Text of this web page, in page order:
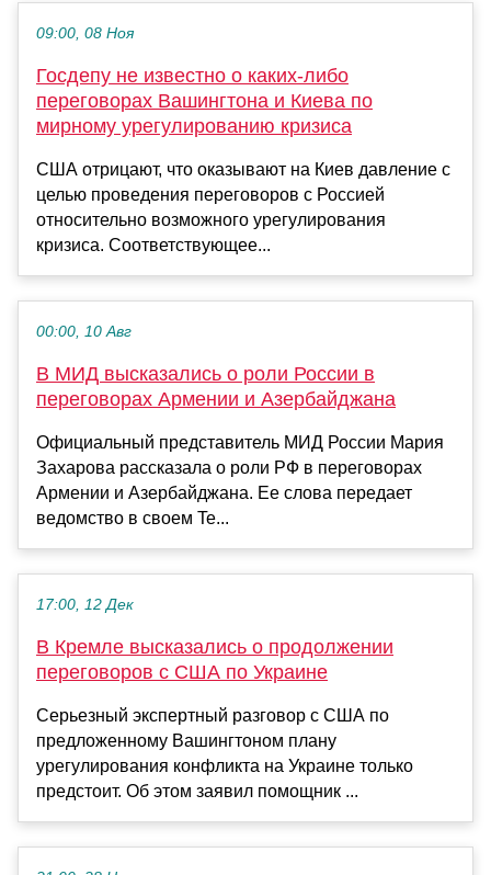
09:00, 08 Ноя
Госдепу не известно о каких-либо
переговорах Вашингтона и Киева по
мирному урегулированию кризиса
США отрицают, что оказывают на Киев давление с
целью проведения переговоров с Россией
относительно возможного урегулирования
кризиса. Соответствующее...
00:00, 10 Авг
В МИД высказались о роли России в
переговорах Армении и Азербайджана
Официальный представитель МИД России Мария
Захарова рассказала о роли РФ в переговорах
Армении и Азербайджана. Ее слова передает
ведомство в своем Te...
17:00, 12 Дек
В Кремле высказались о продолжении
переговоров с США по Украине
Серьезный экспертный разговор с США по
предложенному Вашингтоном плану
урегулирования конфликта на Украине только
предстоит. Об этом заявил помощник ...